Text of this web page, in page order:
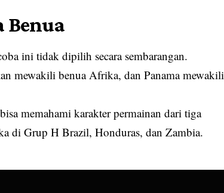
Benua
ini tidak dipilih secara sembarangan.
mewakili benua Afrika, dan Panama mewakili
memahami karakter permainan dari tiga
di Grup H Brazil, Honduras, dan Zambia.